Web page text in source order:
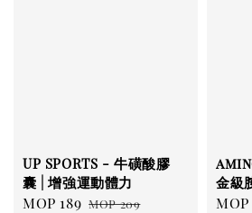
UP SPORTS - 牛磺酸膠
囊 | 增強運動體力
Sale
MOP 189 Regular
MOP 209
金級
MOP